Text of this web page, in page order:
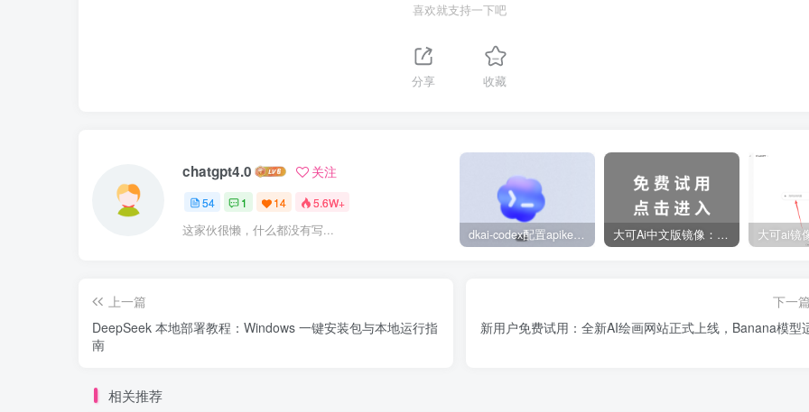
喜欢就支持一下吧
分享 收藏
chatgpt4.0 关注
54 1 14 5.6W+
这家伙很懒，什么都没有写... dkai-codex配置apikey设置中转站教程 大可Ai中文版镜像：支持 GPT-5.6 国内用户免费试用 2026更新
上一篇
DeepSeek 本地部署教程：Windows 一键安装包与本地运行指
南
下一
新用户免费试用：全新AI绘画网站正式上线，Banana模型
相关推荐